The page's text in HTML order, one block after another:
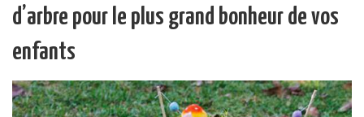
d’arbre pour le plus grand bonheur de vos
enfants